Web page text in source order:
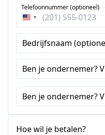
Verenigde
Staten
+1
Telefoonnummer (optioneel)
Bedrijfsnaam
Ben je ondernemer?
Ben je ondernemer?
Hoe wil je betalen?